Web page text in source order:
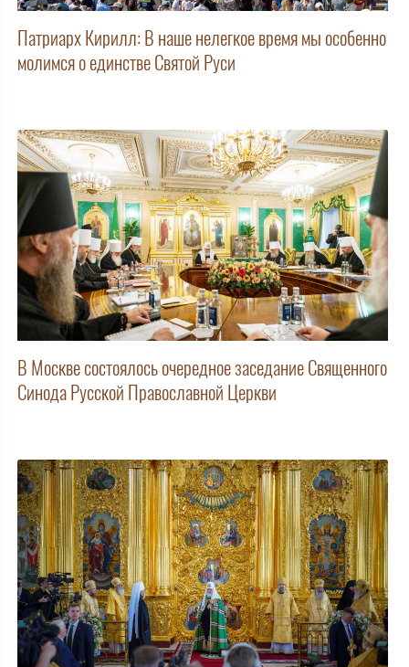
Патриарх Кирилл: В наше нелегкое время мы особенно
молимся о единстве Святой Руси
В Москве состоялось очередное заседание Священного
Синода Русской Православной Церкви